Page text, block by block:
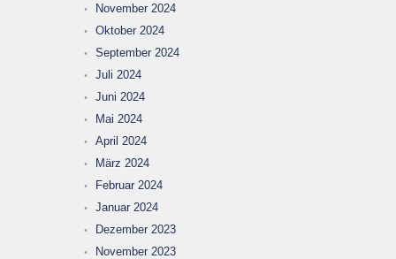
November 2024
Oktober 2024
September 2024
Juli 2024
Juni 2024
Mai 2024
April 2024
März 2024
Februar 2024
Januar 2024
Dezember 2023
November 2023